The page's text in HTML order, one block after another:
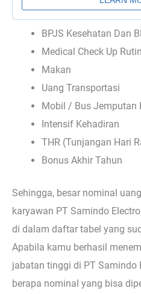
BPJS Kesehatan Dan
Medical Check Up
Makan
Uang Transportasi
Mobil / Bus Jemputan
Intensif Kehadiran
THR (Tunjangan Hari
Bonus Akhir Tahun
Sehingga, besar nominal
karyawan PT Samindo
di dalam daftar tabel yang
Apabila kamu berhasil
jabatan tinggi di PT Samindo
berapa nominal yang bisa